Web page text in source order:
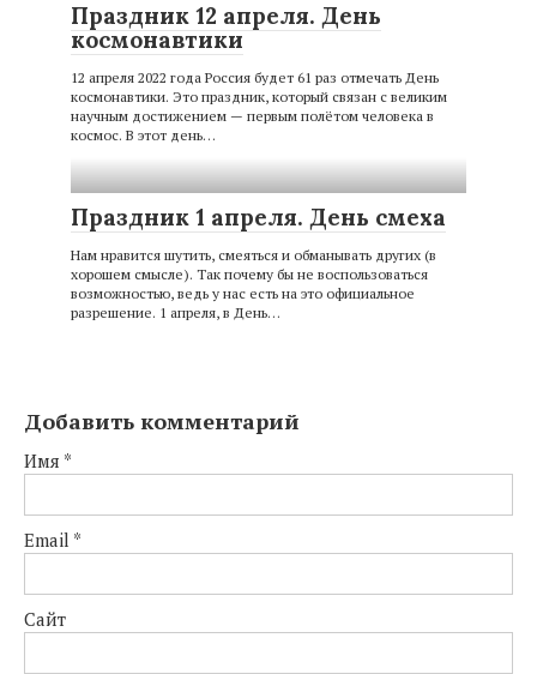
Праздник 12 апреля. День
космонавтики
12 апреля 2022 года Россия будет 61 раз отмечать День
космонавтики. Это праздник, который связан с великим
научным достижением — первым полётом человека в
космос. В этот день…
Праздник 1 апреля. День смеха
Нам нравится шутить, смеяться и обманывать других (в
хорошем смысле). Так почему бы не воспользоваться
возможностью, ведь у нас есть на это официальное
разрешение. 1 апреля, в День…
Добавить комментарий
Имя *
Email *
Сайт